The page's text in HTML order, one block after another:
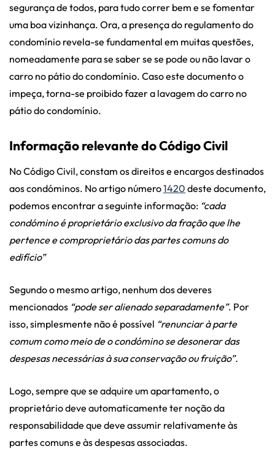
segurança de todos, para tudo correr bem e se fomentar
uma boa vizinhança. Ora, a presença do regulamento do
condomínio revela-se fundamental em muitas questões,
nomeadamente para se saber se se pode ou não lavar o
carro no pátio do condomínio. Caso este documento o
impeça, torna-se proibido fazer a lavagem do carro no
pátio do condomínio.
Informação relevante do Código Civil
No Código Civil, constam os direitos e encargos destinados
aos condóminos. No artigo número1420 deste documento,
podemos encontrar a seguinte informação: “cada
condómino é proprietário exclusivo da fração que lhe
pertence e comproprietário das partes comuns do
edifício”
Segundo o mesmo artigo, nenhum dos deveres
mencionados “pode ser alienado separadamente”. Por
isso, simplesmente não é possível “renunciar à parte
comum como meio de o condómino se desonerar das
despesas necessárias à sua conservação ou fruição”.
Logo, sempre que se adquire um apartamento, o
proprietário deve automaticamente ter noção da
responsabilidade que deve assumir relativamente às
partes comuns e às despesas associadas.